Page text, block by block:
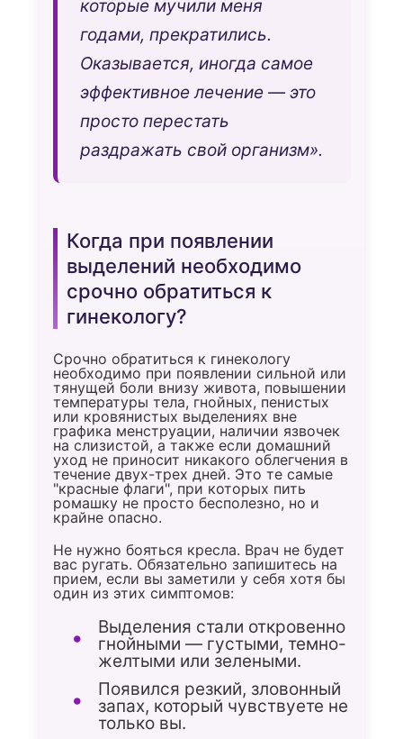
которые мучили меня
годами, прекратились.
Оказывается, иногда самое
эффективное лечение — это
просто перестать
раздражать свой организм».
Когда при появлении
выделений необходимо
срочно обратиться к
гинекологу?
Срочно обратиться к гинекологу
необходимо при появлении сильной или
тянущей боли внизу живота, повышении
температуры тела, гнойных, пенистых
или кровянистых выделениях вне
графика менструации, наличии язвочек
на слизистой, а также если домашний
уход не приносит никакого облегчения в
течение двух-трех дней. Это те самые
"красные флаги", при которых пить
ромашку не просто бесполезно, но и
крайне опасно.
Не нужно бояться кресла. Врач не будет
вас ругать. Обязательно запишитесь на
прием, если вы заметили у себя хотя бы
один из этих симптомов:
Выделения стали откровенно
гнойными — густыми, темно-
желтыми или зелеными.
Появился резкий, зловонный
запах, который чувствуете не
только вы.